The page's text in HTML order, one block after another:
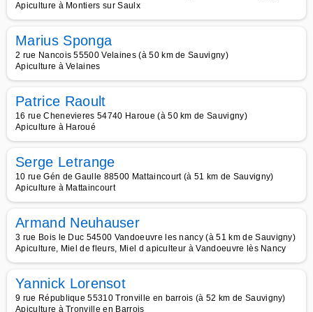
Apiculture à Montiers sur Saulx
Marius Sponga
2 rue Nancois 55500 Velaines (à 50 km de Sauvigny)
Apiculture à Velaines
Patrice Raoult
16 rue Chenevieres 54740 Haroue (à 50 km de Sauvigny)
Apiculture à Haroué
Serge Letrange
10 rue Gén de Gaulle 88500 Mattaincourt (à 51 km de Sauvigny)
Apiculture à Mattaincourt
Armand Neuhauser
3 rue Bois le Duc 54500 Vandoeuvre les nancy (à 51 km de Sauvigny)
Apiculture, Miel de fleurs, Miel d apiculteur à Vandoeuvre lès Nancy
Yannick Lorensot
9 rue République 55310 Tronville en barrois (à 52 km de Sauvigny)
Apiculture à Tronville en Barrois